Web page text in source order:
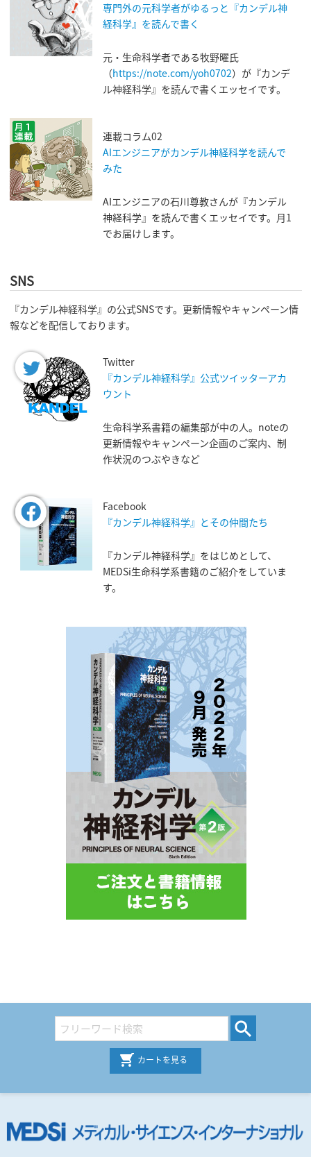
専門外の元科学者がゆるっと『カンデル神
経科学』を読んで書く
元・生命科学者である牧野曜氏
（https://note.com/yoh0702）が『カンデ
ル神経科学』を読んで書くエッセイです。
連載コラム02
AIエンジニアがカンデル神経科学を読んで
みた
AIエンジニアの石川尊教さんが『カンデル
神経科学』を読んで書くエッセイです。月1
でお届けします。
SNS
『カンデル神経科学』の公式SNSです。更新情報やキャンペーン情
報などを配信しております。
Twitter
『カンデル神経科学』公式ツイッターアカ
ウント
生命科学系書籍の編集部が中の人。noteの
更新情報やキャンペーン企画のご案内、制
作状況のつぶやきなど
Facebook
『カンデル神経科学』とその仲間たち
『カンデル神経科学』をはじめとして、
MEDSi生命科学系書籍のご紹介をしていま
す。
カートを見る